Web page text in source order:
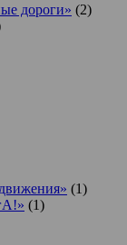
дороги» (2)
(1)
(1)